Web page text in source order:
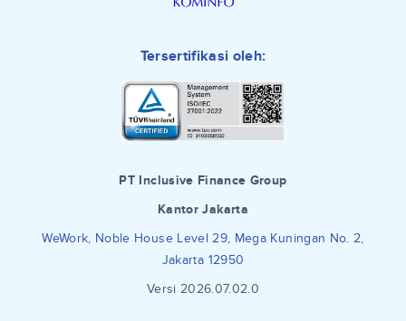
Tersertifikasi oleh:
PT Inclusive Finance Group
Kantor Jakarta
WeWork, Noble House Level 29, Mega Kuningan No. 2,
Jakarta 12950
Versi 2026.07.02.0